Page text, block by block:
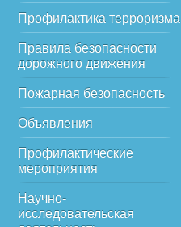
Профилактика терроризма
Правила безопасности
дорожного движения
Пожарная безопасность
Объявления
Профилактические
мероприятия
Научно-
исследовательская